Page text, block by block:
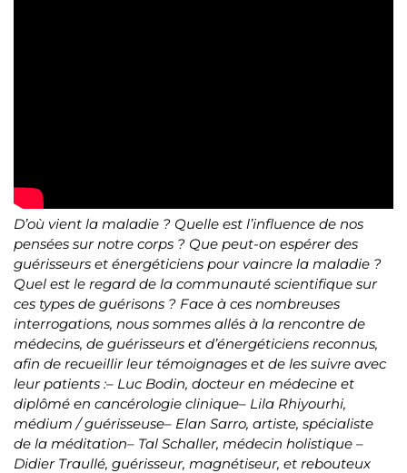
D’où vient la maladie ? Quelle est l’influence de nos
pensées sur notre corps ? Que peut-on espérer des
guérisseurs et énergéticiens pour vaincre la maladie ?
Quel est le regard de la communauté scientifique sur
ces types de guérisons ? Face à ces nombreuses
interrogations, nous sommes allés à la rencontre de
médecins, de guérisseurs et d’énergéticiens reconnus,
afin de recueillir leur témoignages et de les suivre avec
leur patients :– Luc Bodin, docteur en médecine et
diplômé en cancérologie clinique– Lila Rhiyourhi,
médium / guérisseuse– Elan Sarro, artiste, spécialiste
de la méditation– Tal Schaller, médecin holistique –
Didier Traullé, guérisseur, magnétiseur, et rebouteux